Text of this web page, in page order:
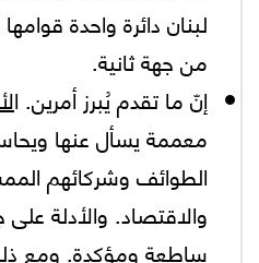
لبنان دائرة واحدة
من جهة ثانية.
إنّ ما تقدم يُبرز أمرين. ا
معممة يسأل عنها
الطوائف وشركائهم
والاقتصاد. والأدلة على
ساطعة ومؤكدة. ومع